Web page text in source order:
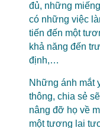
đủ, những
có những việc
tiến đến một
khả năng đến
định,…
Những ánh mắt
thông, chia sẻ
nâng đỡ họ về
một tương lai